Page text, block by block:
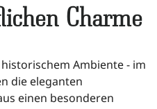
Charme
Ambiente - im
die eleganten
einen besonderen